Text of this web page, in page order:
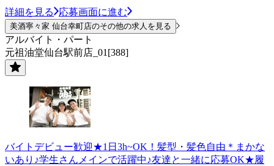
詳細を見る 応募画面に進む
美酒寧々家 仙台幸町店のその他の求人を見る
アルバイト・パート
元祖油堂仙台駅前店_01[388]
バイトデビュー歓迎★1日3h~OK！髪型・髪色自由＊まかな
いあり♪学生さんメインで活躍中♪友達と一緒に応募OK★履